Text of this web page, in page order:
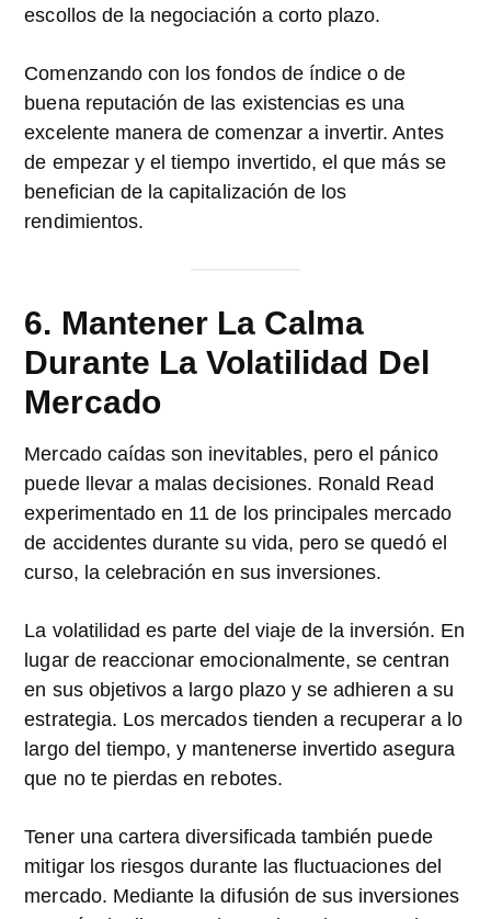
escollos de la negociación a corto plazo.
Comenzando con los fondos de índice o de
buena reputación de las existencias es una
excelente manera de comenzar a invertir. Antes
de empezar y el tiempo invertido, el que más se
benefician de la capitalización de los
rendimientos.
6. Mantener La Calma
Durante La Volatilidad Del
Mercado
Mercado caídas son inevitables, pero el pánico
puede llevar a malas decisiones. Ronald Read
experimentado en 11 de los principales mercado
de accidentes durante su vida, pero se quedó el
curso, la celebración en sus inversiones.
La volatilidad es parte del viaje de la inversión. En
lugar de reaccionar emocionalmente, se centran
en sus objetivos a largo plazo y se adhieren a su
estrategia. Los mercados tienden a recuperar a lo
largo del tiempo, y mantenerse invertido asegura
que no te pierdas en rebotes.
Tener una cartera diversificada también puede
mitigar los riesgos durante las fluctuaciones del
mercado. Mediante la difusión de sus inversiones